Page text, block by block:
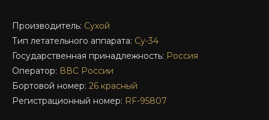
Производитель: Сухой
Тип летательного аппарата: Су-34
Государственная принадлежность: Россия
Оператор: ВВС России
Бортовой номер: 26 красный
Регистрационный номер: RF-95807